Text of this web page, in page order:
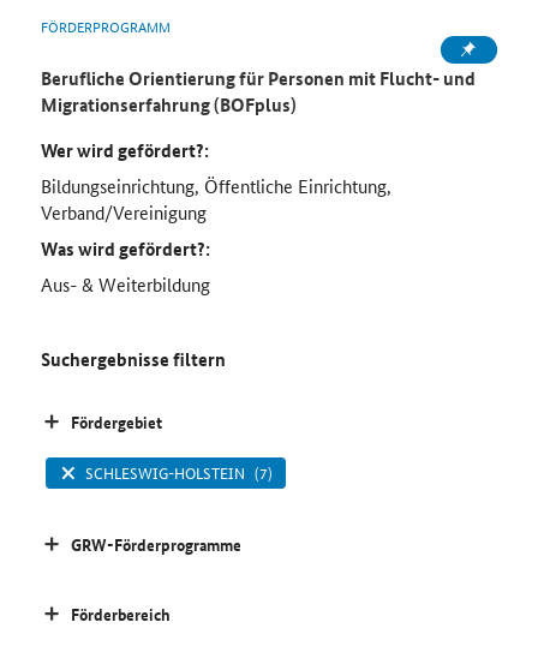
FÖRDERPROGRAMM
Berufliche Orientierung für Personen mit Flucht- und
Migrationserfahrung (BOFplus)
Wer wird gefördert?:
Bildungseinrichtung, Öffentliche Einrichtung,
Verband/Vereinigung
Was wird gefördert?:
Aus- & Weiterbildung
Suchergebnisse filtern
Fördergebiet
SCHLESWIG-HOLSTEIN (7)
GRW-Förderprogramme
Förderbereich